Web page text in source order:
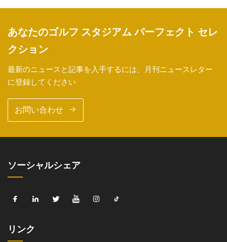
あなたのゴルフ スタジアム パーフェクト セレ
クション
最新のニュースと記事を入手するには、月刊ニュースレター
に登録してください
お問い合わせ
ソーシャルシェア
リンク